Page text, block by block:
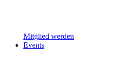
Mitglied werden
Events